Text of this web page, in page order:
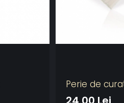
Perie de